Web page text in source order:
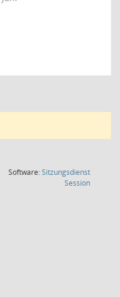
Software:Sitzungsdienst
Session(Wird in